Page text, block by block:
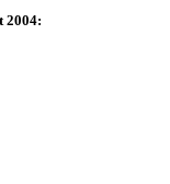
2004: